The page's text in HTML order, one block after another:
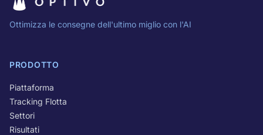
Ottimizza le consegne dell'ultimo miglio con l'AI
PRODOTTO
Piattaforma
Tracking Flotta
Settori
Risultati